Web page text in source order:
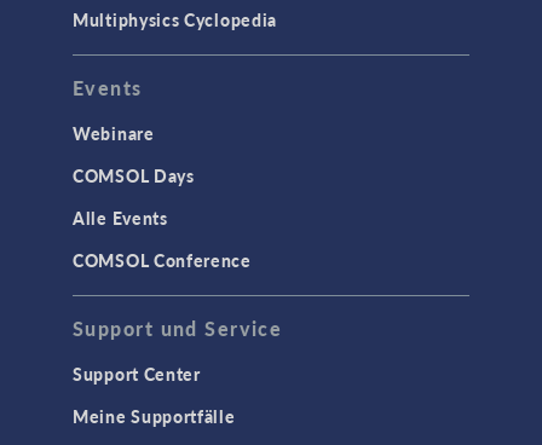
STRUKTURMECHANIK &
AKUSTIK
Akustik & Schwingungen
Materialmodelle
MEMS & Piezoelektrische Elemente
WISSENSCHAFT AKTUELL
TAGS
Multiphysics Cyclopedia
Events
Webinare
COMSOL Days
Alle Events
COMSOL Conference
Support und Service
Support Center
Meine Supportfälle